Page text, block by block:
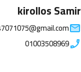
kirollos Samir
01003508969